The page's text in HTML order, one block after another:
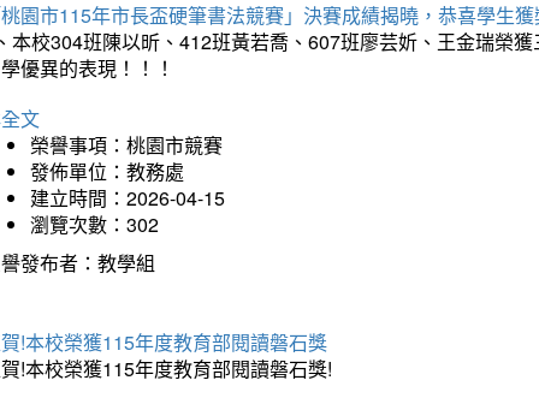
園市115年市長盃硬筆書法競賽」決賽成績揭曉，恭喜學生
本校304班陳以昕、412班黃若喬、607班廖芸妡、王金瑞榮
優異的表現！！！
文
榮譽事項：桃園市競賽
發佈單位：教務處
建立時間：2026-04-15
瀏覽次數：302
發布者：教學組
!本校榮獲115年度教育部閱讀磐石獎
!本校榮獲115年度教育部閱讀磐石獎!